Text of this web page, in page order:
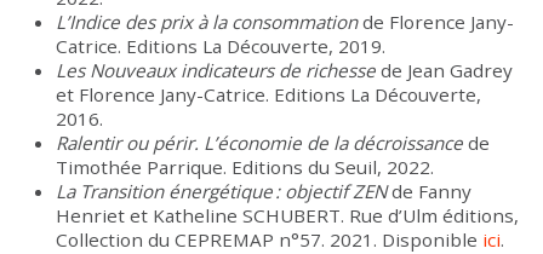
L’Indice des prix à la consommationde Florence Jany-
Catrice. Editions La Découverte, 2019.
Les Nouveaux indicateurs de richesse de Jean Gadrey
et Florence Jany-Catrice. Editions La Découverte,
2016.
Ralentir ou périr. L’économie de la décroissance de
Timothée Parrique. Editions du Seuil, 2022.
La Transition énergétique : objectif ZENde Fanny
Henriet et Katheline SCHUBERT. Rue d’Ulm éditions,
Collection du CEPREMAP n°57. 2021. Disponible ici.